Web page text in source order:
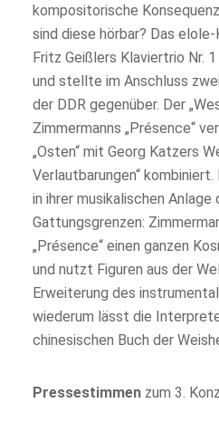
kompositorische
sind diese hörbar? Das
Fritz Geißlers Klaviertrio Nr.
und stellte im Anschluss
der DDR gegenüber. Der
Zimmermanns „Présence“
„Osten“ mit Georg Katzers
Verlautbarungen“
in ihrer musikalischen Anlage
Gattungsgrenzen:
„Présence“ einen ganzen
und nutzt Figuren aus der
Erweiterung des
wiederum lässt die
chinesischen Buch der
Pressestimmen zum 3.